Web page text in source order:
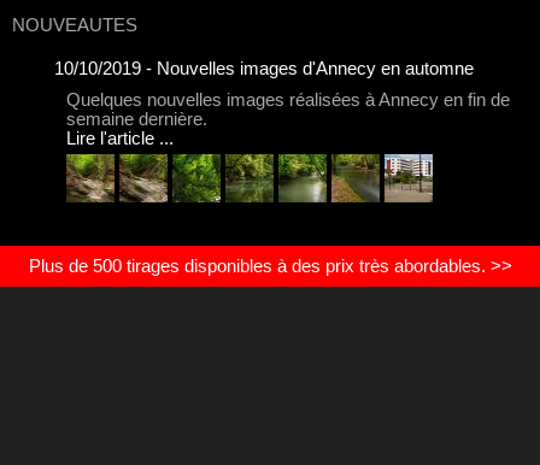
NOUVEAUTES
10/10/2019 - Nouvelles images d'Annecy en automne
Quelques nouvelles images réalisées à Annecy en fin de
semaine dernière.
Lire l'article ...
Plus de 500 tirages disponibles à des prix très abordables. >>